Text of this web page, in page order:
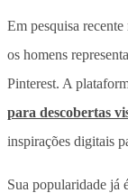
Em pesquisa
os homens
Pinterest. A
para descobertas
inspirações digitais
Sua popularidade já